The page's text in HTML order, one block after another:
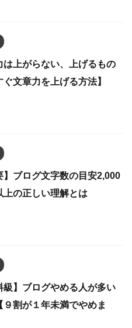
は上がらない、上げるもの
ぐ文章力を上げる方法】
】ブログ文字数の目安2,000
上の正しい理解とは
級】ブログやめる人が多い
９割が１年未満でやめま